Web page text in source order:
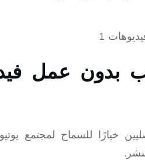
بدون عمل
خيارًا للسماح لمجتمع